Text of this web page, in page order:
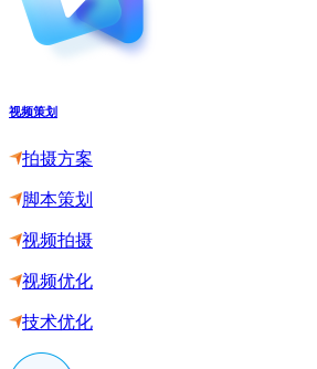
视频策划
拍摄方案
脚本策划
视频拍摄
视频优化
技术优化